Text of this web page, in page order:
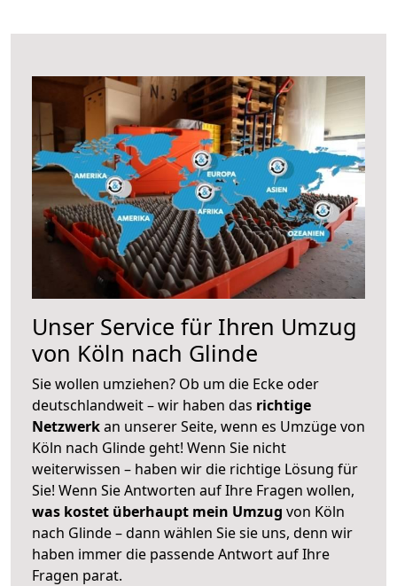
Unser Service für Ihren Umzug
von Köln nach Glinde
Sie wollen umziehen? Ob um die Ecke oder
deutschlandweit – wir haben das richtige
Netzwerkan unserer Seite, wenn es Umzüge von
Köln nach Glinde geht! Wenn Sie nicht
weiterwissen – haben wir die richtige Lösung für
Sie! Wenn Sie Antworten auf Ihre Fragen wollen,
was kostet überhaupt mein Umzug von Köln
nach Glinde – dann wählen Sie sie uns, denn wir
haben immer die passende Antwort auf Ihre
Fragen parat.